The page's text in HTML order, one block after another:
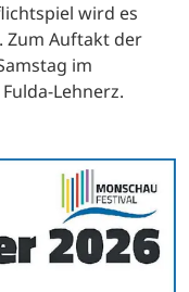
wird es
Zum Auftakt der
im
Lehnerz.